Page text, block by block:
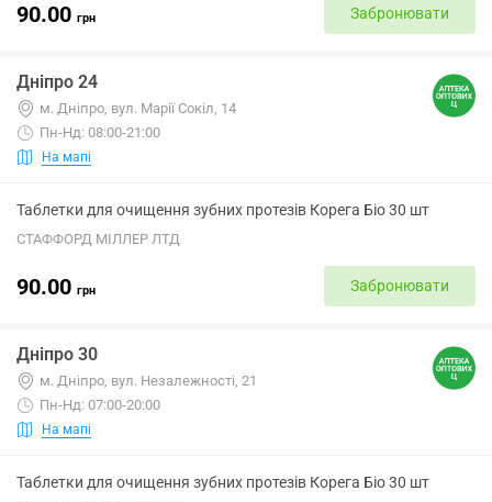
90.00 грн Забронювати
Дніпро 24
м. Дніпро, вул. Марії Сокіл, 14
Пн-Нд: 08:00-21:00
На мапі
Таблетки для очищення зубних протезів Корега Біо 30 шт
СТАФФОРД МІЛЛЕР ЛТД
90.00 грн Забронювати
Дніпро 30
м. Дніпро, вул. Незалежності, 21
Пн-Нд: 07:00-20:00
На мапі
Таблетки для очищення зубних протезів Корега Біо 30 шт